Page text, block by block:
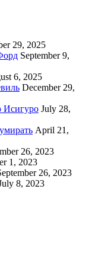
29, 2025
September 9,
6, 2025
December 29,
Исигуро July 28,
April 21,
26, 2023
1, 2023
26, 2023
8, 2023